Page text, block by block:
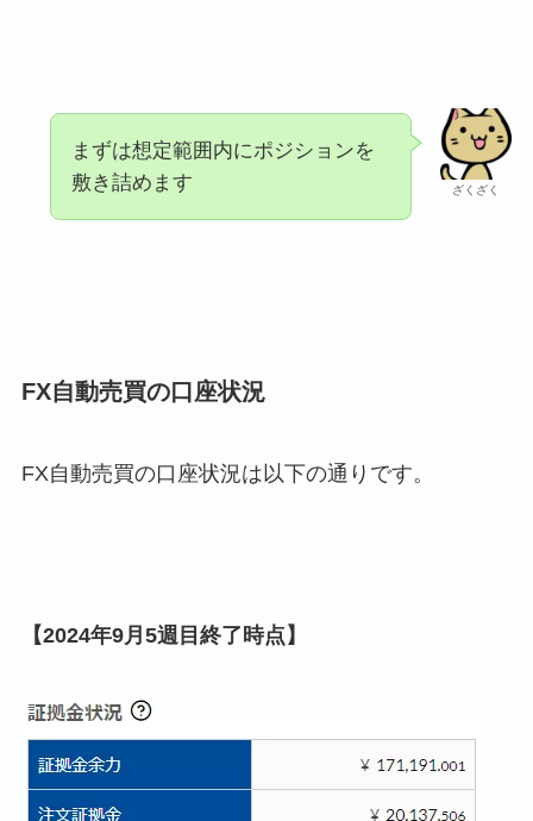
ざくざく
まずは想定範囲内にポジションを
敷き詰めます
FX自動売買の口座状況
FX自動売買の口座状況は以下の通りです。
【2024年9月5週目終了時点】